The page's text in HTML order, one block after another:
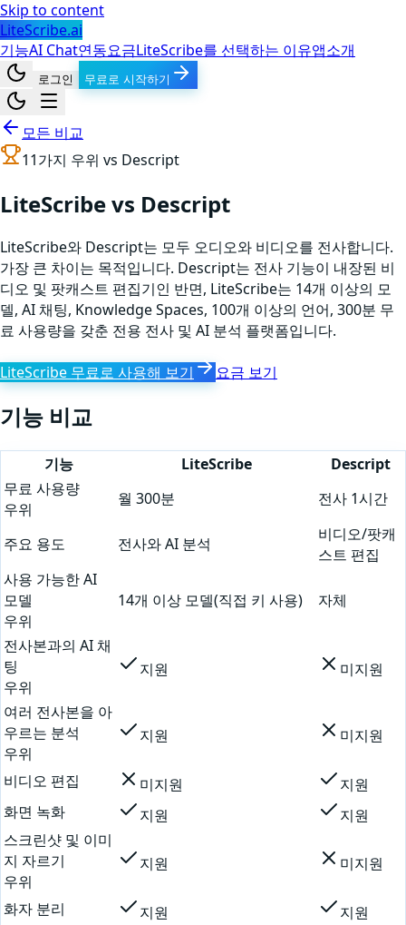
Skip to content
LiteScribe.ai
기능AI Chat연동요금LiteScribe를 선택하는 이유앱소개
로그인 무료로 시작하기
모든 비교
11가지 우위 vs Descript
LiteScribe vs Descript
LiteScribe와 Descript는 모두 오디오와 비디오를 전사합니다.
가장 큰 차이는 목적입니다. Descript는 전사 기능이 내장된 비
디오 및 팟캐스트 편집기인 반면, LiteScribe는 14개 이상의 모
델, AI 채팅, Knowledge Spaces, 100개 이상의 언어, 300분 무
료 사용량을 갖춘 전용 전사 및 AI 분석 플랫폼입니다.
LiteScribe 무료로 사용해 보기 요금 보기
기능 비교
기능 LiteScribe
Descript
무료 사용량
우위
월 300분 전사 1시간
주요 용도 전사와 AI 분석
비디오/팟캐
스트 편집
사용 가능한 AI
모델
우위
14개 이상 모델(직접 키 사용) 자체
전사본과의 AI 채
팅
우위
지원 미지원
여러 전사본을 아
우르는 분석
우위
지원 미지원
비디오 편집 미지원
지원
화면 녹화
지원
지원
스크린샷 및 이미
지 자르기
우위
지원 미지원
화자 분리 지원
지원